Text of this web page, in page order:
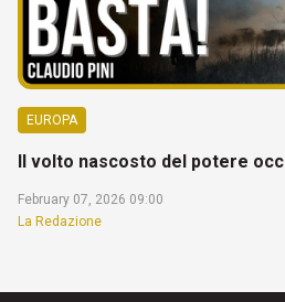
EUROPA
Il volto nascosto del potere
February 07, 2026 09:00
La Redazione